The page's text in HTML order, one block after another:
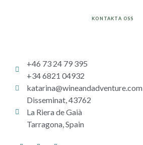
KONTAKTA OSS
+46 73 24 79 395
+34 6821 04932
katarina@wineandadventure.com
Disseminat, 43762
La Riera de Gaià
Tarragona, Spain